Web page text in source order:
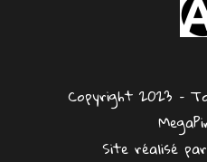
Copyright 2023 –
Site réalisé